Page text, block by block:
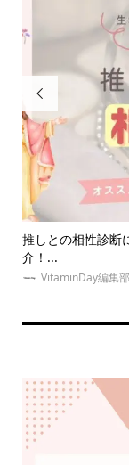

推しとの相性診断
介！...
VitaminDay編集部